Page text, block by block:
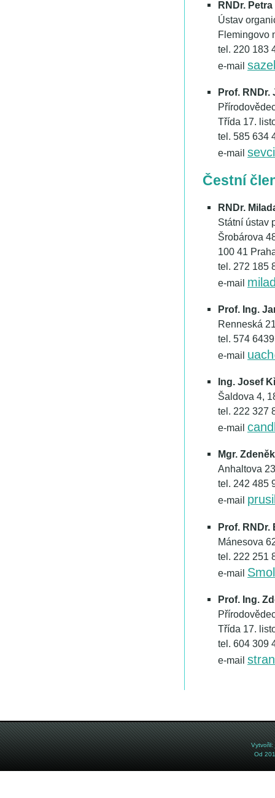
RNDr.
Ústav
Flemingovo
tel. 220 183
e-mail
Prof. RNDr.
Třída 17.
tel. 585 634
e-mail
Čestní
RNDr.
Státní ústav
Šrobárova
100 41
tel. 272 185
e-mail
Prof. Ing.
Renneská
tel. 574
e-mail
Ing. Josef
Šaldova 4,
tel. 222 327
e-mail
Mgr.
Anhaltova
tel. 242 485
e-mail
Prof. RNDr.
Mánesova
tel. 222 251
e-mail
Prof. Ing.
Třída 17.
tel. 604 309
e-mail
Vytvořil:
Od